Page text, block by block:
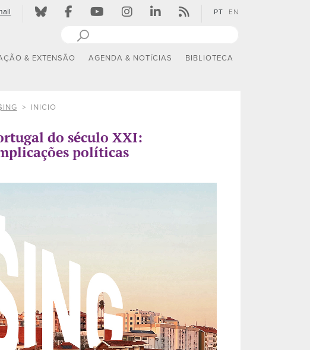
PT EN
& EXTENSÃO AGENDA & NOTÍCIAS BIBLIOTECA
INICIO
do século XXI:
políticas